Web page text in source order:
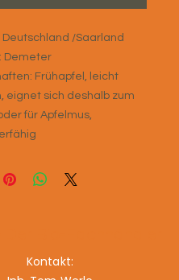
Deutschland /Saarland
Demeter
Frühapfel, leicht
eignet sich deshalb zum
für Apfelmus,
Kontakt: